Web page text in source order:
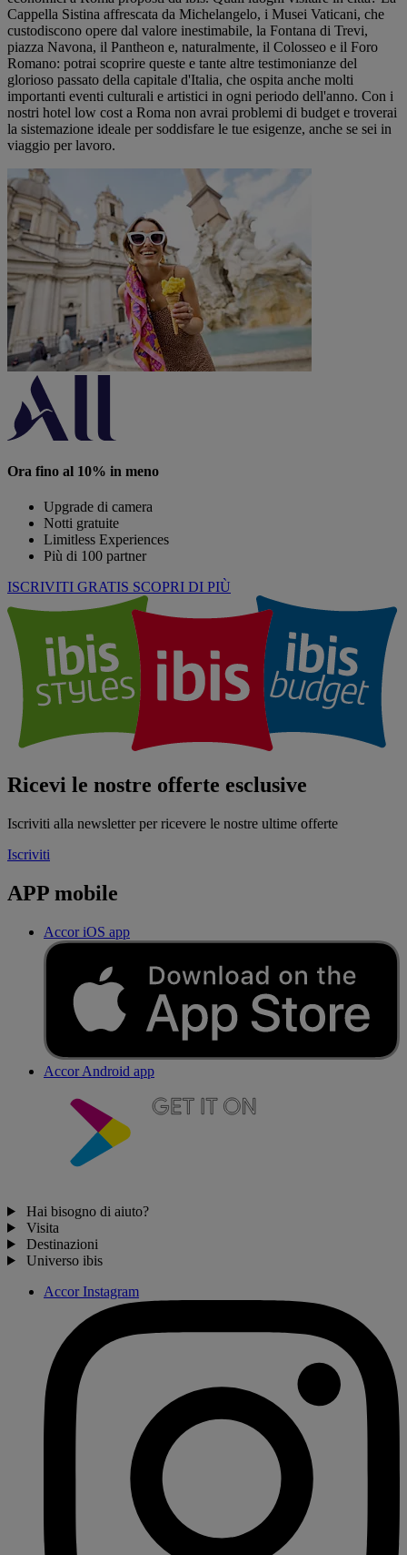
Cappella Sistina affrescata da Michelangelo, i Musei Vaticani, che
custodiscono opere dal valore inestimabile, la Fontana di Trevi,
piazza Navona, il Pantheon e, naturalmente, il Colosseo e il Foro
Romano: potrai scoprire queste e tante altre testimonianze del
glorioso passato della capitale d'Italia, che ospita anche molti
importanti eventi culturali e artistici in ogni periodo dell'anno. Con i
nostri hotel low cost a Roma non avrai problemi di budget e troverai
la sistemazione ideale per soddisfare le tue esigenze, anche se sei in
viaggio per lavoro.
Ora fino al 10% in meno
Upgrade di camera
Notti gratuite
Limitless Experiences
Più di 100 partner
ISCRIVITI GRATIS SCOPRI DI PIÙ
Ricevi le nostre offerte esclusive
Iscriviti alla newsletter per ricevere le nostre ultime offerte
Iscriviti
APP mobile
Accor iOS app
Accor Android app
Hai bisogno di aiuto?
Visita
Destinazioni
Universo ibis
Accor Instagram